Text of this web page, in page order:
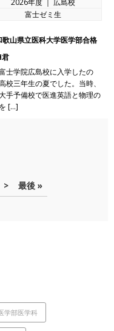
富士ゼミ生
歌山県立医科大学医学部合格
君
士学院広島校に入学したの
校三年生の夏でした。当時、
手予備校で医進英語と物理の
[…]
> 最後 »
学部医学科